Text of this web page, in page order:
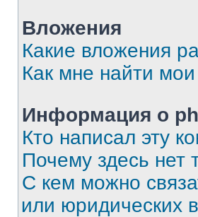
Вложения
Какие вложения
Как мне найти
Информация о
Кто написал эту
Почему здесь нет
С кем можно
или юридических